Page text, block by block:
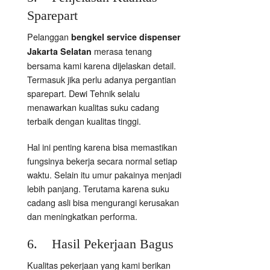
Sparepart
Pelanggan bengkel service dispenser
Jakarta Selatan merasa tenang
bersama kami karena dijelaskan detail.
Termasuk jika perlu adanya pergantian
sparepart. Dewi Tehnik selalu
menawarkan kualitas suku cadang
terbaik dengan kualitas tinggi.
Hal ini penting karena bisa memastikan
fungsinya bekerja secara normal setiap
waktu. Selain itu umur pakainya menjadi
lebih panjang. Terutama karena suku
cadang asli bisa mengurangi kerusakan
dan meningkatkan performa.
6. Hasil Pekerjaan Bagus
Kualitas pekerjaan yang kami berikan